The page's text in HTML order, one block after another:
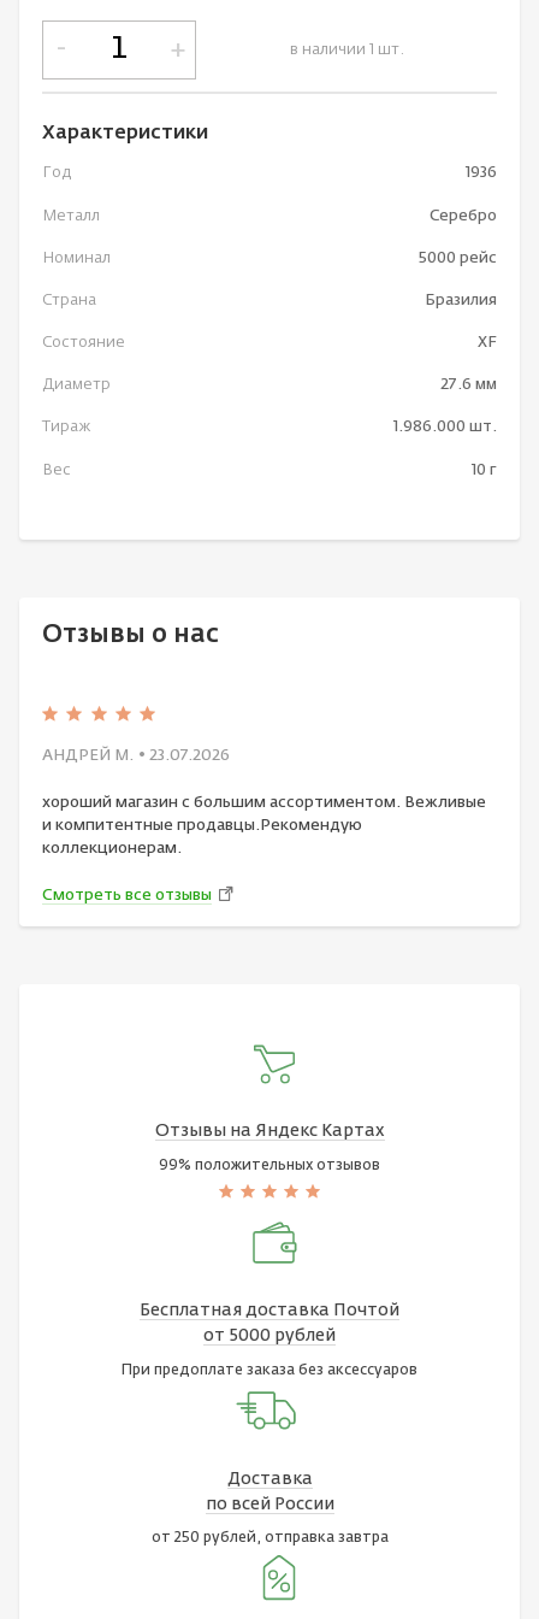
в наличии 1 шт.
- +
Характеристики
Год 1936
Металл Серебро
Номинал 5000 рейс
Страна Бразилия
Состояние XF
Диаметр 27.6 мм
Тираж 1.986.000 шт.
Вес 10 г
Отзывы о нас
АНДРЕЙ М. • 23.07.2026
хороший магазин с большим ассортиментом. Вежливые
и компитентные продавцы.Рекомендую
коллекционерам.
Смотреть все отзывы
Отзывы на Яндекс Картах
99% положительных отзывов
Бесплатная доставка Почтой
от 5000 рублей
При предоплате заказа без аксессуаров
Доставка
по всей России
от 250 рублей, отправка завтра